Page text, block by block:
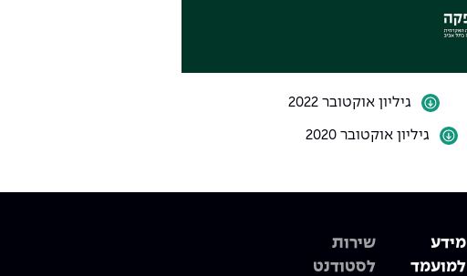
גיליון אוקטובר 2022
גיליון אוקטובר 2020
מידע
למועמד
שירות
לסטודנט